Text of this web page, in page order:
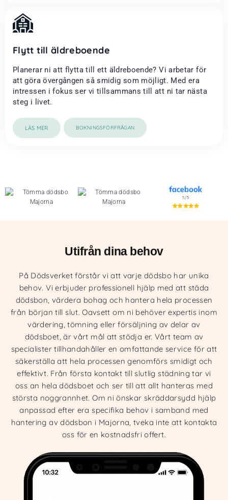
Flytt till äldreboende
Planerar ni att flytta till ett äldreboende? Vi arbetar för
att göra övergången så smidig som möjligt. Med era
intressen i fokus ser vi tillsammans till att ni tar nästa
steg i livet.
LÄS MER BOKNINGSFÖRFRÅGAN
Utifrån dina behov
På Dödsverket förstår vi att varje dödsbo har unika
behov. Vi erbjuder professionell hjälp med att städa
dödsbon, värdera bohag och hantera hela processen
från början till slut. Oavsett om ni behöver expertis inom
värdering, tömning eller försäljning av delar av
dödsboet, är vårt mål att stödja er. Vårt team av
specialister tillhandahåller en omfattande service för att
säkerställa att hela processen genomförs smidigt och
effektivt. Från första kontakt till slutlig städning tar vi
oss an hela dödsboet och ser till att allt hanteras med
största noggrannhet. Om ni önskar skräddarsydd hjälp
anpassad efter era specifika behov i samband med
hantering av dödsbon i Majorna, tveka inte att kontakta
oss för en kostnadsfri offert.